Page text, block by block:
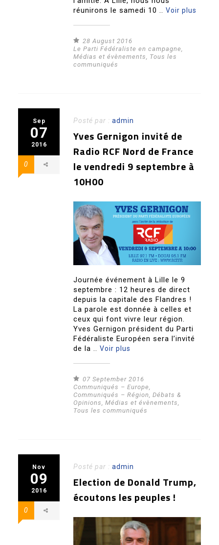
réunirons le samedi 10 ..Voir plus
28 August 2016
Le Parti Fédéraliste en campagne,
Médias et évènements, Tous les
communiqués
Sep
07
2016
0
Posté par :admin
Yves Gernigon invité de
Radio RCF Nord de France
le vendredi 9 septembre à
10H00
Journée événement à Lille le 9
septembre : 12 heures de direct
depuis la capitale des Flandres !
La parole est donnée à celles et
ceux qui font vivre leur région.
Yves Gernigon président du Parti
Fédéraliste Européen sera l’invité
de la ..Voir plus
07 September 2016
Communiqués – Europe,
Communiqués – Région,Débats &
Opinions,Médias et évènements,
Tous les communiqués
Nov
09
2016
0
Posté par :admin
Election de Donald Trump,
écoutons les peuples !